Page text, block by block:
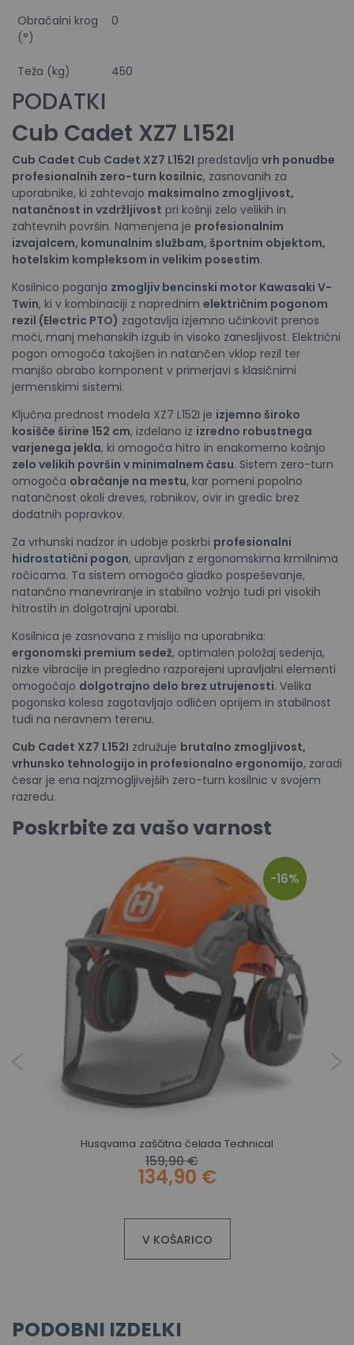
Obračalni krog
(°)
0
Teža (kg) 450
PODATKI
Cub Cadet XZ7 L152I
Cub Cadet Cub Cadet XZ7 L152I predstavlja vrh ponudbe
profesionalnih zero-turn kosilnic, zasnovanih za
uporabnike, ki zahtevajo maksimalno zmogljivost,
natančnost in vzdržljivost pri košnji zelo velikih in
zahtevnih površin. Namenjena je profesionalnim
izvajalcem, komunalnim službam, športnim objektom,
hotelskim kompleksom in velikim posestim.
Kosilnico poganja zmogljiv bencinski motor Kawasaki V-
Twin, ki v kombinaciji z naprednim električnim pogonom
rezil (Electric PTO) zagotavlja izjemno učinkovit prenos
moči, manj mehanskih izgub in visoko zanesljivost. Električni
pogon omogoča takojšen in natančen vklop rezil ter
manjšo obrabo komponent v primerjavi s klasičnimi
jermenskimi sistemi.
Ključna prednost modela XZ7 L152I je izjemno široko
kosišče širine 152 cm, izdelano iz izredno robustnega
varjenega jekla, ki omogoča hitro in enakomerno košnjo
zelo velikih površin v minimalnem času. Sistem zero-turn
omogoča obračanje na mestu, kar pomeni popolno
natančnost okoli dreves, robnikov, ovir in gredic brez
dodatnih popravkov.
Za vrhunski nadzor in udobje poskrbi profesionalni
hidrostatični pogon, upravljan z ergonomskima krmilnima
ročicama. Ta sistem omogoča gladko pospeševanje,
natančno manevriranje in stabilno vožnjo tudi pri visokih
hitrostih in dolgotrajni uporabi.
Kosilnica je zasnovana z mislijo na uporabnika:
ergonomski premium sedež, optimalen položaj sedenja,
nizke vibracije in pregledno razporejeni upravljalni elementi
omogočajo dolgotrajno delo brez utrujenosti. Velika
pogonska kolesa zagotavljajo odličen oprijem in stabilnost
tudi na neravnem terenu.
Cub Cadet XZ7 L152I združuje brutalno zmogljivost,
vrhunsko tehnologijo in profesionalno ergonomijo, zaradi
česar je ena najzmogljivejših zero-turn kosilnic v svojem
razredu.
Poskrbite za vašo varnost
-16%
Husqvarna zaščitna čelada Technical
159,90 €
134,90 €
V KOŠARICO
PODOBNI IZDELKI